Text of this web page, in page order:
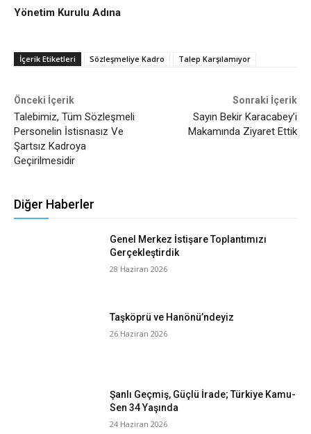
Yönetim Kurulu Adına
İçerik Etiketleri Sözleşmeliye Kadro Talep Karşılamıyor
Önceki İçerik
Talebimiz, Tüm Sözleşmeli
Personelin İstisnasız Ve
Şartsız Kadroya
Geçirilmesidir
Sonraki İçerik
Sayın Bekir Karacabey’i
Makamında Ziyaret Ettik
Diğer Haberler
Genel Merkez İstişare Toplantımızı
Gerçekleştirdik
28 Haziran 2026
Taşköprü ve Hanönü’ndeyiz
26 Haziran 2026
Şanlı Geçmiş, Güçlü İrade; Türkiye Kamu-
Sen 34 Yaşında
24 Haziran 2026